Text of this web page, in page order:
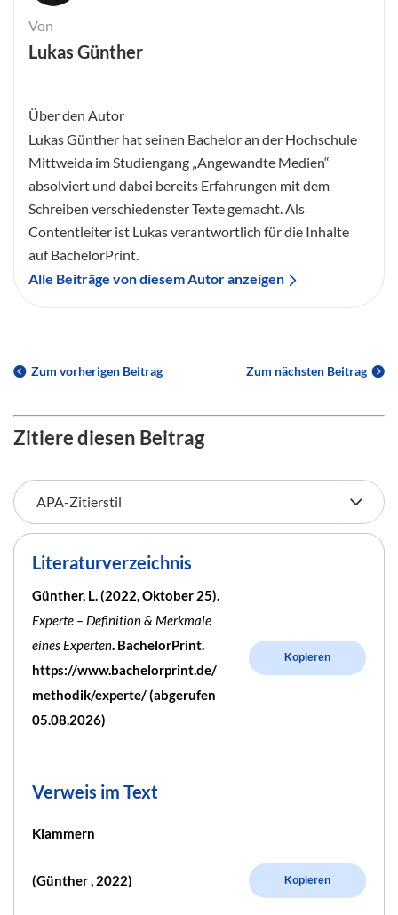
Von
Lukas Günther
Über den Autor
Lukas Günther hat seinen Bachelor an der Hochschule
Mittweida im Studiengang „Angewandte Medien“
absolviert und dabei bereits Erfahrungen mit dem
Schreiben verschiedenster Texte gemacht. Als
Contentleiter ist Lukas verantwortlich für die Inhalte
auf BachelorPrint.
Alle Beiträge von diesem Autor anzeigen
Zum vorherigen Beitrag Zum nächsten Beitrag
Zitiere diesen Beitrag
Literaturverzeichnis
Günther, L. (2022, Oktober 25).
Experte – Definition & Merkmale
eines Experten. BachelorPrint.
https://www.bachelorprint.de/
methodik/experte/ (abgerufen
05.08.2026)
Kopieren
Verweis im Text
Klammern
(Günther , 2022) Kopieren